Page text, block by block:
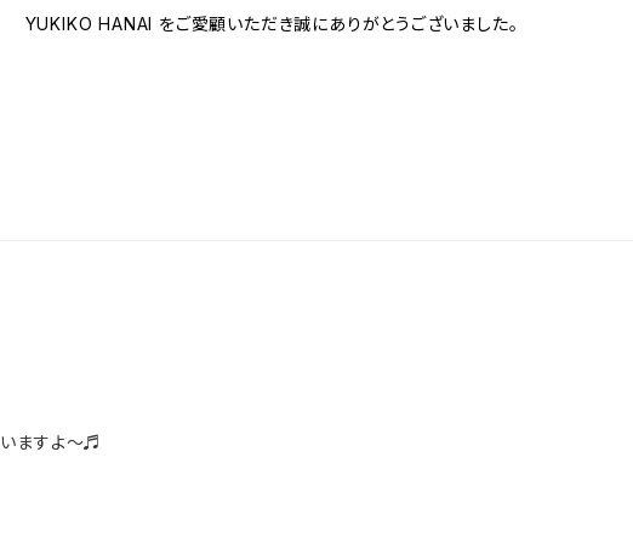
YUKIKO HANAI をご愛顧いただき誠にありがとうございました。
ますよ～♬